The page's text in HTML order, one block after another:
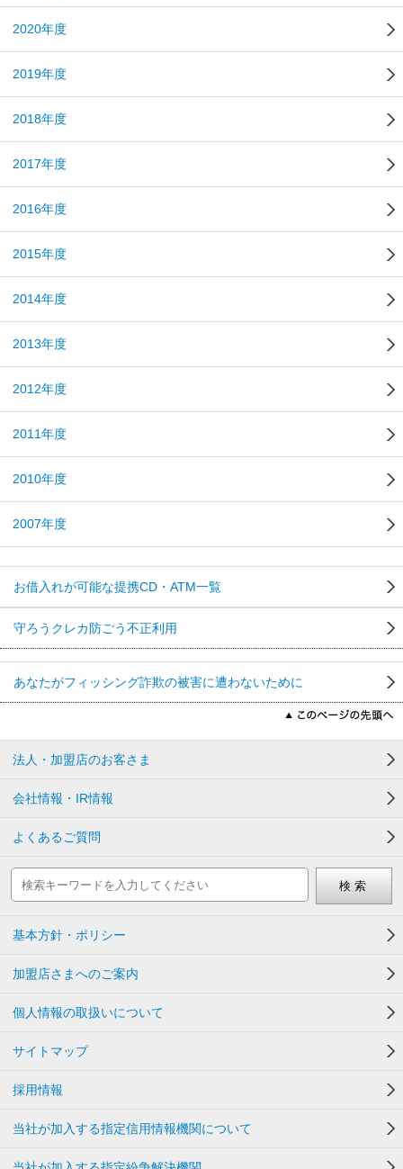
2020年度
2019年度
2018年度
2017年度
2016年度
2015年度
2014年度
2013年度
2012年度
2011年度
2010年度
2007年度
お借入れが可能な提携CD・ATM一覧
守ろうクレカ防ごう不正利用
あなたがフィッシング詐欺の被害に遭わないために
法人・加盟店のお客さま
会社情報・IR情報
よくあるご質問
基本方針・ポリシー
加盟店さまへのご案内
個人情報の取扱いについて
サイトマップ
採用情報
当社が加入する指定信用情報機関について